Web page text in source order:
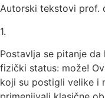
Autorski tekstovi prof.
1.
Postavlja se pitanje
fizički status: može!
koji su postigli velike i